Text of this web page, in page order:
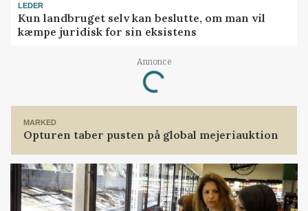
LEDER
Kun landbruget selv kan beslutte, om man vil
kæmpe juridisk for sin eksistens
Annonce
Loading...
MARKED
Opturen taber pusten på global mejeriauktion